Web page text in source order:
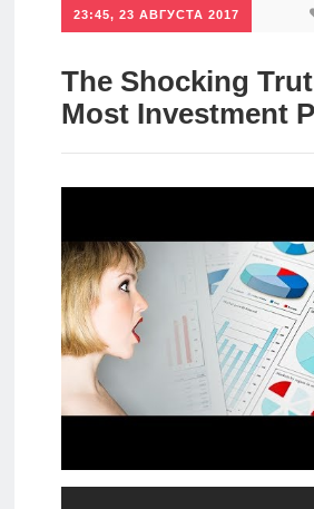
Инвестиции
Дивиденды
Видео
Сделано
в России
23:45, 23 АВГУСТА 2017
The Shocking
Most Investment